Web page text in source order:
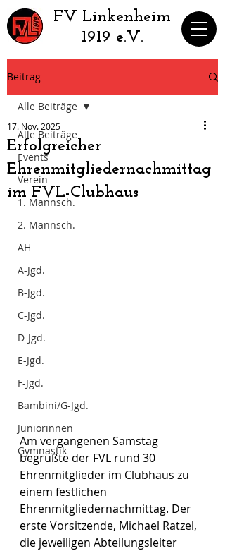
​FV Linkenheim
1919 e.V.
Beitrag
Alle Beiträge
Events
Verein
1. Mannsch.
2. Mannsch.
AH
A-Jgd.
B-Jgd.
C-Jgd.
D-Jgd.
E-Jgd.
F-Jgd.
Bambini/G-Jgd.
Juniorinnen
Gymnastik
Alle Beiträge
Erfolgreicher
Ehrenmitgliedernachmittag
im FVL-Clubhaus
17. Nov. 2025
Am vergangenen Samstag
begrüßte der FVL rund 30
Ehrenmitglieder im Clubhaus zu
einem festlichen
Ehrenmitgliedernachmittag. Der
erste Vorsitzende, Michael Ratzel,
die jeweiligen Abteilungsleiter